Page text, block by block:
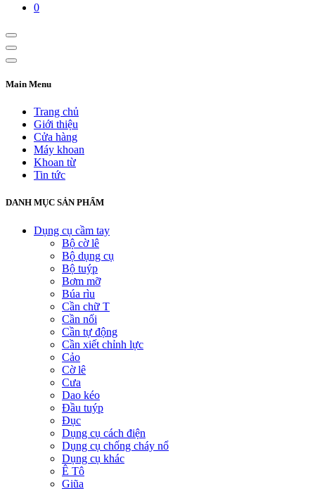
0
Main Menu
Trang chủ
Giới thiệu
Cửa hàng
Máy khoan
Khoan từ
Tin tức
DANH MỤC SẢN PHẨM
Dụng cụ cầm tay
Bộ cờ lê
Bộ dụng cụ
Bộ tuýp
Bơm mỡ
Búa rìu
Cần chữ T
Cần nối
Cần tự động
Cần xiết chỉnh lực
Cảo
Cờ lê
Cưa
Dao kéo
Đầu tuýp
Đục
Dụng cụ cách điện
Dụng cụ chống cháy nổ
Dụng cụ khác
Ê Tô
Giũa